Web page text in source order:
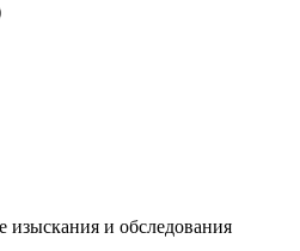
и обследования